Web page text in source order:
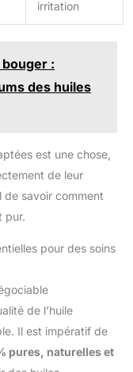
irritation
:
des huiles
est une chose,
de leur
savoir comment
pur.
pour des soins
de l’huile
Il est impératif de
pures, naturelles et